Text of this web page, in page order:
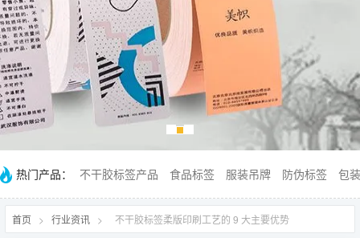
热门产品： 不干胶标签产品 食品标签 服装吊牌 防伪标签 包
首页 > 行业资讯 > 不干胶标签柔版印刷工艺的 9 大主要优势